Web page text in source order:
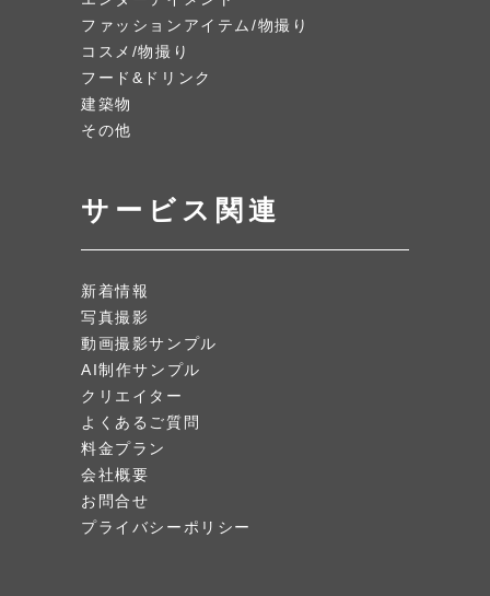
ファッションアイテム/物撮り
コスメ/物撮り
フード&ドリンク
建築物
その他
サービス関連
新着情報
写真撮影
動画撮影サンプル
AI制作サンプル
クリエイター
よくあるご質問
料金プラン
会社概要
お問合せ
プライバシーポリシー